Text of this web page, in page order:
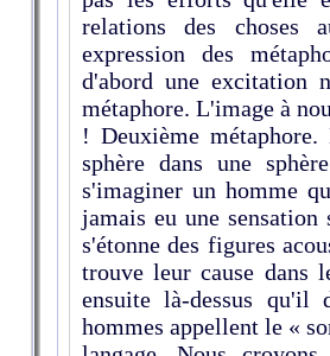
relations des choses
expression des
d'abord une excitation
métaphore. L'image à
! Deuxième
sphère dans une
s'imaginer un homme
jamais eu une
s'étonne des figures
trouve leur cause dans
ensuite là‑dessus
hommes appellent le «